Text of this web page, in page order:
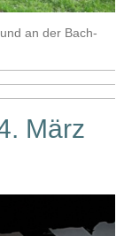
an der Bach-
März